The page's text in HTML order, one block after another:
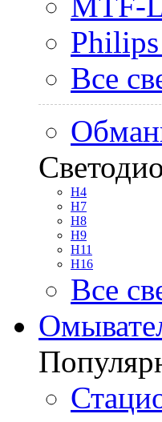
Все
H4
H7
H8
H9
H11
H16
Все